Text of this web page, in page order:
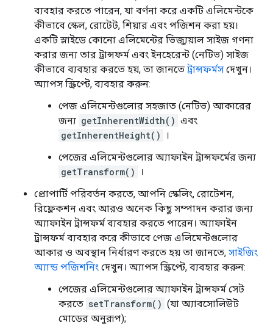
ব্যবহার করতে পারেন, যা বর্ণনা করে একটি এলিমেন্টকে
কীভাবে স্কেল, রোটেট, শিয়ার এবং পজিশন করা হয়।
একটি স্লাইডে কোনো এলিমেন্টের ভিজ্যুয়াল সাইজ গণনা
করার জন্য তার ট্রান্সফর্ম এবং ইনহেরেন্ট (নেটিভ) সাইজ
কীভাবে ব্যবহার করতে হয়, তা জানতে ট্রান্সফর্মস দেখুন।
অ্যাপস স্ক্রিপ্টে, ব্যবহার করুন:
পেজ এলিমেন্টগুলোর সহজাত (নেটিভ) আকারের
জন্য getInherentWidth() এবং
getInherentHeight()
।
পেজের এলিমেন্টগুলোর অ্যাফাইন ট্রান্সফর্মের জন্য
getTransform()
।
প্রোপার্টি পরিবর্তন করতে, আপনি স্কেলিং, রোটেশন,
রিফ্লেকশন এবং আরও অনেক কিছু সম্পাদন করার জন্য
অ্যাফাইন ট্রান্সফর্ম ব্যবহার করতে পারেন। অ্যাফাইন
ট্রান্সফর্ম ব্যবহার করে কীভাবে পেজ এলিমেন্টগুলোর
আকার ও অবস্থান নির্ধারণ করতে হয় তা জানতে, সাইজিং
অ্যান্ড পজিশনিং দেখুন। অ্যাপস স্ক্রিপ্টে, ব্যবহার করুন:
পেজের এলিমেন্টগুলোর অ্যাফাইন ট্রান্সফর্ম সেট
করতে setTransform() (যা অ্যাবসোলিউট
মোডের অনুরূপ);